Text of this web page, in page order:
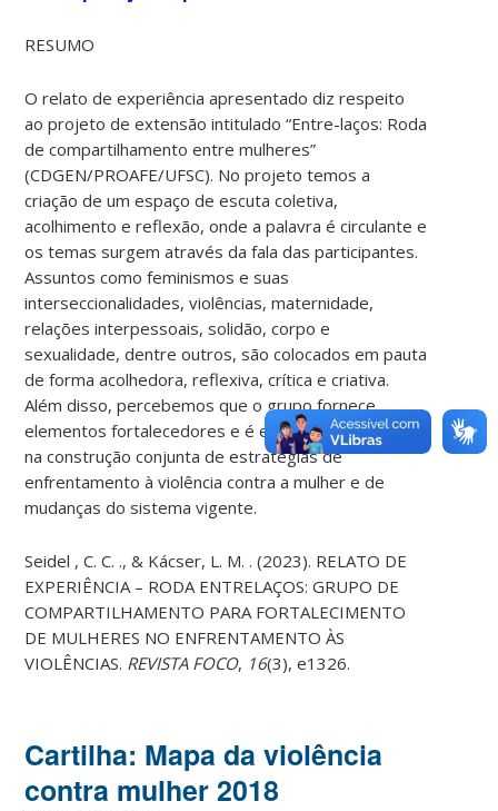
RESUMO
O relato de experiência apresentado diz respeito
ao projeto de extensão intitulado “Entre-laços: Roda
de compartilhamento entre mulheres”
(CDGEN/PROAFE/UFSC). No projeto temos a
criação de um espaço de escuta coletiva,
acolhimento e reflexão, onde a palavra é circulante e
os temas surgem através da fala das participantes.
Assuntos como feminismos e suas
interseccionalidades, violências, maternidade,
relações interpessoais, solidão, corpo e
sexualidade, dentre outros, são colocados em pauta
de forma acolhedora, reflexiva, crítica e criativa.
Além disso, percebemos que o grupo fornece
elementos fortalecedores e é em si uma potência
na construção conjunta de estratégias de
enfrentamento à violência contra a mulher e de
mudanças do sistema vigente.
Seidel , C. C. ., & Kácser, L. M. . (2023). RELATO DE
EXPERIÊNCIA – RODA ENTRELAÇOS: GRUPO DE
COMPARTILHAMENTO PARA FORTALECIMENTO
DE MULHERES NO ENFRENTAMENTO ÀS
VIOLÊNCIAS. REVISTA FOCO, 16(3), e1326.
Cartilha: Mapa da violência
contra mulher 2018